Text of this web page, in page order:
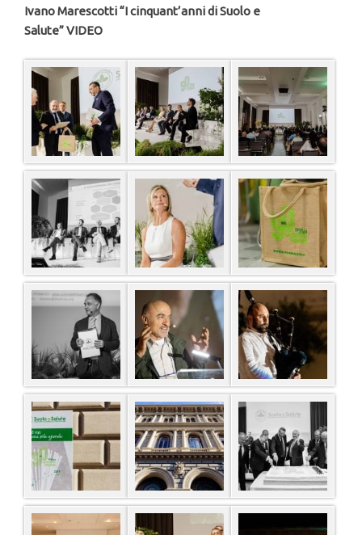
Ivano Marescotti “I cinquant’anni di Suolo e
Salute”VIDEO